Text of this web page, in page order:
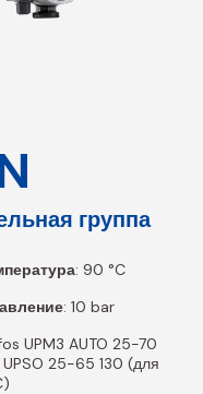
группа
: 90 °C
: 10 bar
UPM3 AUTO 25-70
25-65 130 (для